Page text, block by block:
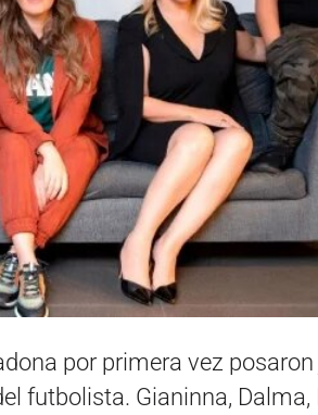
por primera vez
futbolista. Gianinna, Dalma,